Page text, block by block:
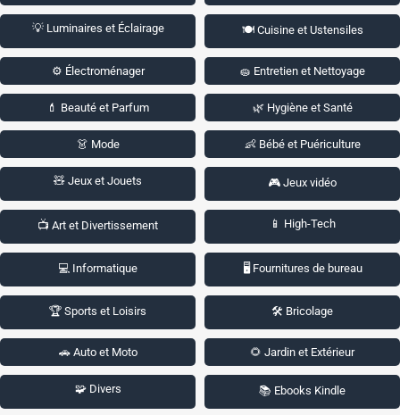
💡 Luminaires et Éclairage 🍽️ Cuisine et Ustensiles
⚙️ Électroménager 🧽 Entretien et Nettoyage
💄 Beauté et Parfum 🌿 Hygiène et Santé
👗 Mode 👶 Bébé et Puériculture
🧸 Jeux et Jouets 🎮 Jeux vidéo
📺 Art et Divertissement 📱 High-Tech
💻 Informatique 🖥️ Fournitures de bureau
🏆 Sports et Loisirs 🛠️ Bricolage
🚗 Auto et Moto 🌻 Jardin et Extérieur
🧩 Divers 📚 Ebooks Kindle